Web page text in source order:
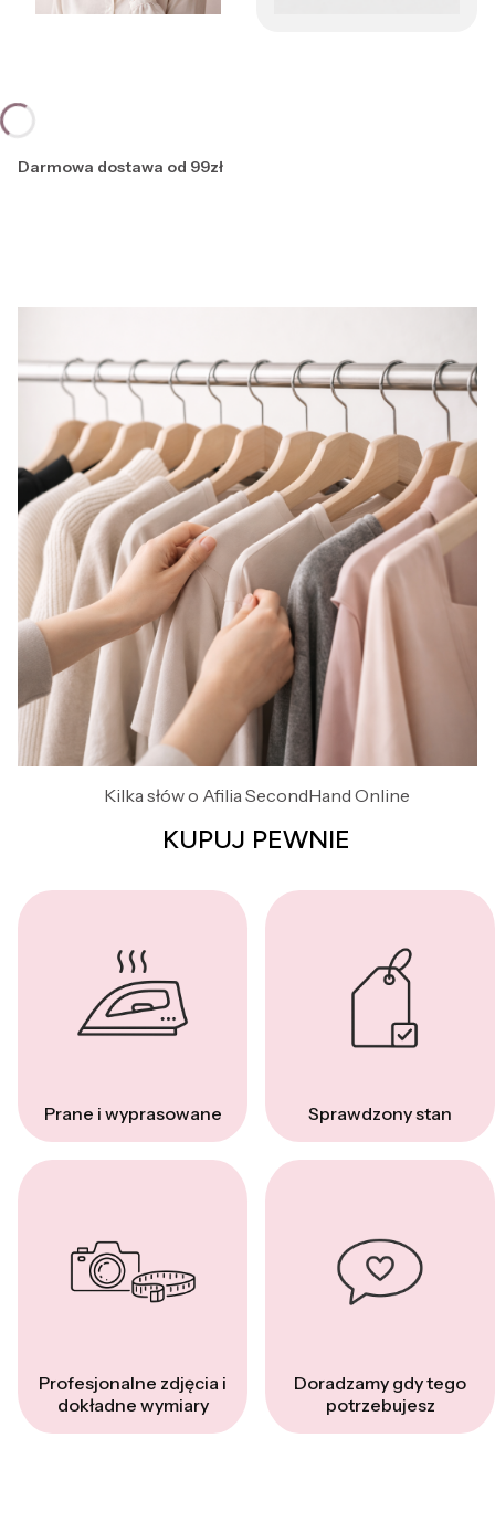
Darmowa dostawa od 99zł
Kilka słów o Afilia SecondHand Online
KUPUJ PEWNIE
Prane i wyprasowane Sprawdzony stan
Profesjonalne zdjęcia i
dokładne wymiary
Doradzamy gdy tego
potrzebujesz